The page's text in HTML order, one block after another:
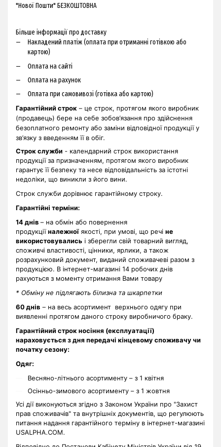
"Нової Пошти" БЕЗКОШТОВНА
Більше інформації про доставку
Накладений платіж (оплата при отриманні готівкою або
картою)
Оплата на сайті
Оплата на рахунок
Оплата при самовивозі (готівка або картою)
Гарантійний строк – це строк, протягом якого виробник
(продавець) бере на себе зобов’язання про здійснення
безоплатного ремонту або заміни відповідної продукції у
зв’язку з введенням її в обіг.
Строк служби - календарний строк використання
продукції за призначенням, протягом якого виробник
гарантує її безпеку та несе відповідальність за істотні
недоліки, що виникли з його вини.
Строк служби дорівнює гарантійному строку.
Гарантійні терміни:
14 днів – на обмін або повернення
продукціїналежної якості, при умові, що речі не
використовувались і зберегли свій товарний вигляд,
споживчі властивості, цінники, ярлики, а також
розрахунковий документ, виданий споживачеві разом з
продукцією. В інтернет-магазині 14 робочих днів
рахуються з моменту отримання Вами товару
* Обміну не підлягають білизна та шкарпетки
60 днів – на весь асортимент верхнього одягу при
виявленні протягом даного строку виробничого браку.
Гарантійний строк носіння (експлуатації)
нараховується з дня передачі кінцевому споживачу чи
початку сезону:
Одяг:
Весняно-літнього асортименту – з 1 квітня
Осінньо-зимового асортименту – з 1 жовтня
Усі дії виконуються згідно з Законом України про "Захист
прав споживачів" та внутрішніх документів, що регулюють
питання надання гарантійного терміну в інтернет-магазині
USALPHA.COM.